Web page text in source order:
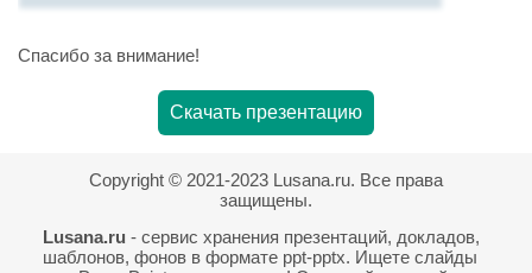
Спасибо за внимание!
Скачать презентацию
Copyright © 2021-2023 Lusana.ru. Все права
защищены.
Lusana.ru - сервис хранения презентаций, докладов,
шаблонов, фонов в формате ppt-pptx. Ищете слайды